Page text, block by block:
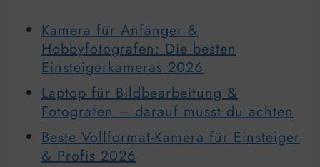
Kamera für Anfänger &
Hobbyfotografen: Die besten
Einsteigerkameras 2026
Laptop für Bildbearbeitung &
Fotografen – darauf musst du achten
Beste Vollformat-Kamera für Einsteiger
& Profis 2026